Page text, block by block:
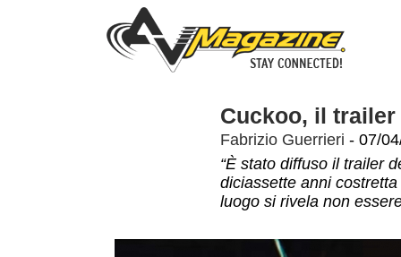
Cuckoo, il trailer
Fabrizio Guerrieri - 07/
“È stato diffuso il trailer
diciassette anni
luogo si rivela non